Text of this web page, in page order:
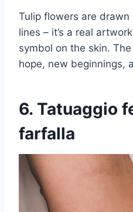
Tulip flowers are
lines – it’s a real
symbol on the skin.
hope, new beginnings,
6. Tatuaggio
farfalla